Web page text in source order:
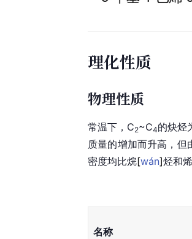
理化性质
物理性质
常温下，C2~C4的炔烃
质量的增加而升高，但
密度均比烷[wán]烃和
名称